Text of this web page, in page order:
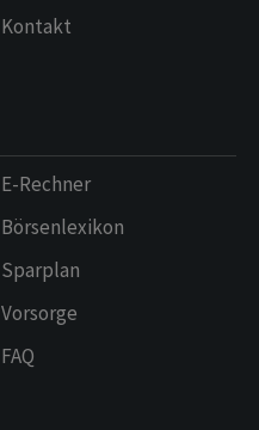
Kontakt
E-Rechner
Börsenlexikon
Sparplan
Vorsorge
FAQ